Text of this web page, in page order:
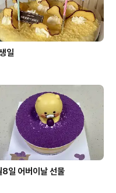
일
일 어버이날 선물